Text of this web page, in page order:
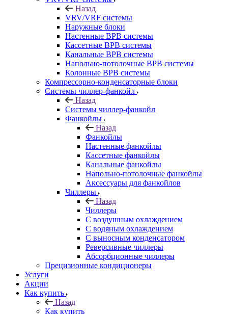
Назад
VRV/VRF системы
Наружные блоки
Настенные ВРВ системы
Кассетные ВРВ системы
Канальные ВРВ системы
Напольно-потолочные ВРВ системы
Колонные ВРВ системы
Компрессорно-конденсаторные блоки
Системы чиллер-фанкойл
Назад
Системы чиллер-фанкойл
Фанкойлы
Назад
Фанкойлы
Настенные фанкойлы
Кассетные фанкойлы
Канальные фанкойлы
Напольно-потолочные фанкойлы
Аксессуары для фанкойлов
Чиллеры
Назад
Чиллеры
С воздушным охлаждением
С водяным охлаждением
С выносным конденсатором
Реверсивные чиллеры
Абсорбционные чиллеры
Прецизионные кондиционеры
Услуги
Акции
Как купить
Назад
Как купить